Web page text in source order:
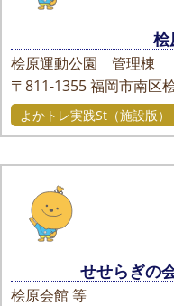
桧
桧原運動公園 管理棟
〒811-1355福岡市南区
よかトレ実践St（施設版）
せせらぎの
桧原会館 等